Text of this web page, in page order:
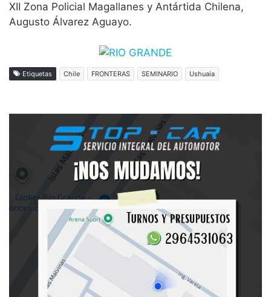
XII Zona Policial Magallanes y Antártida Chilena,
Augusto Álvarez Aguayo.
Etiquetas Chile FRONTERAS SEMINARIO Ushuaia